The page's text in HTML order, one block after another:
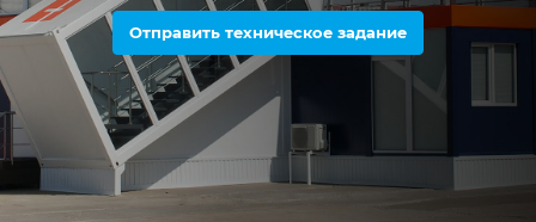
существования компании было
произведено более 5000 единиц
продукции.
Отправить техническое задание